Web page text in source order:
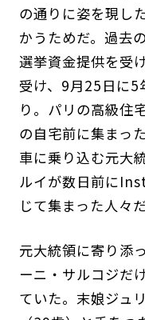
の通りに姿を現し
かうためだ。過去
選挙資金提供を受
受け、9月25日に5
り。パリの高級住
の自宅前に集まっ
車に乗り込む元大
ルイが数日前に
じて集まった人々
元大統領に寄り添
ーニ・サルコジだ
ていた。末娘ジュ